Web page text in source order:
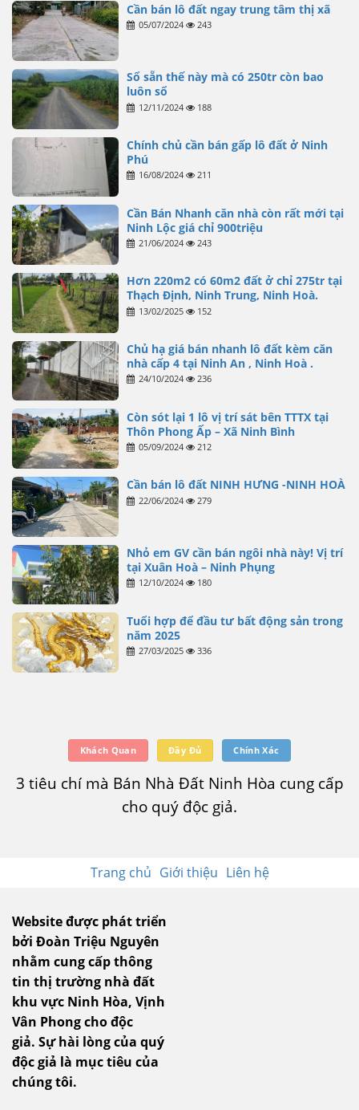
Cần bán lô đất ngay trung tâm thị xã
05/07/2024 243
Sổ sẵn thế này mà có 250tr còn bao
luôn sổ
12/11/2024 188
Chính chủ cần bán gấp lô đất ở Ninh
Phú
16/08/2024 211
Cần Bán Nhanh căn nhà còn rất mới tại
Ninh Lộc giá chỉ 900triệu
21/06/2024 243
Hơn 220m2 có 60m2 đất ở chỉ 275tr tại
Thạch Định, Ninh Trung, Ninh Hoà.
13/02/2025 152
Chủ hạ giá bán nhanh lô đất kèm căn
nhà cấp 4 tại Ninh An , Ninh Hoà .
24/10/2024 236
Còn sót lại 1 lô vị trí sát bên TTTX tại
Thôn Phong Ấp – Xã Ninh Bình
05/09/2024 212
Cần bán lô đất NINH HƯNG -NINH HOÀ
22/06/2024 279
Nhỏ em GV cần bán ngôi nhà này! Vị trí
tại Xuân Hoà – Ninh Phụng
12/10/2024 180
Tuổi hợp để đầu tư bất động sản trong
năm 2025
27/03/2025 336
Khách Quan Đầy Đủ Chính Xác
3 tiêu chí mà Bán Nhà Đất Ninh Hòa cung cấp
cho quý độc giả.
Trang chủ Giới thiệu Liên hệ
Website được phát triển
bởi Đoàn Triệu Nguyên
nhằm cung cấp thông
tin thị trường nhà đất
khu vực Ninh Hòa, Vịnh
Vân Phong cho độc
giả. Sự hài lòng của quý
độc giả là mục tiêu của
chúng tôi.